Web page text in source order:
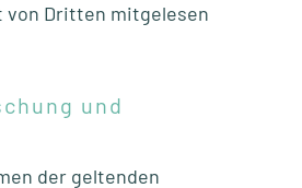
Dritten mitgelesen
und
der geltenden